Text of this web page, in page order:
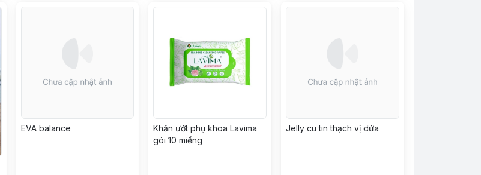
EVA balance
Khăn ướt phụ khoa Lavima
gói 10 miếng
Jelly cu tin thạch vị dứa